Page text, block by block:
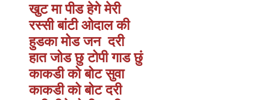
खुट मा पीड हेगे मेरी
रस्सी बांटी ओदाल की
हुडका मोड जन दरी
हात जोड छु टोपी गाड छुं
काकडी को बोट सुवा
काकडी को बोट दरी